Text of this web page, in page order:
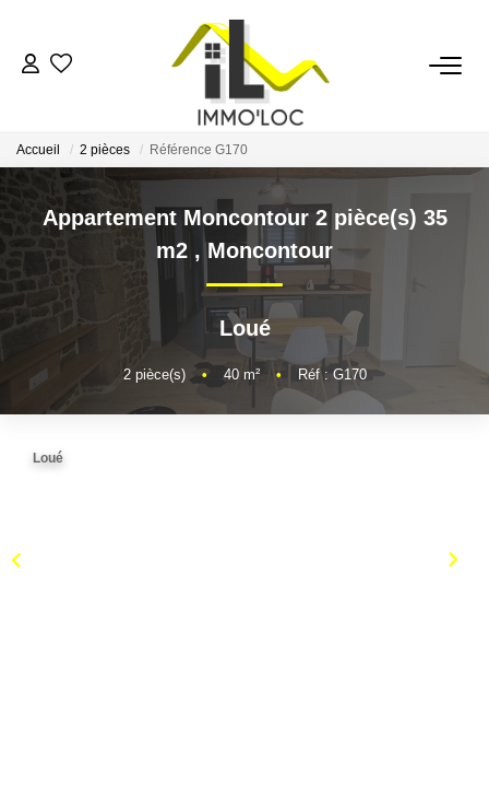
ACCUEIL
LOUER
FAIRE GÉRER
MON AGENCE
AVIS CLIENTS
Accueil 2 pièces Référence G170
Appartement Moncontour 2 pièce(s) 35
m2 ,Moncontour
Loué
2pièce(s) • 40m² • Réf : G170
Loué